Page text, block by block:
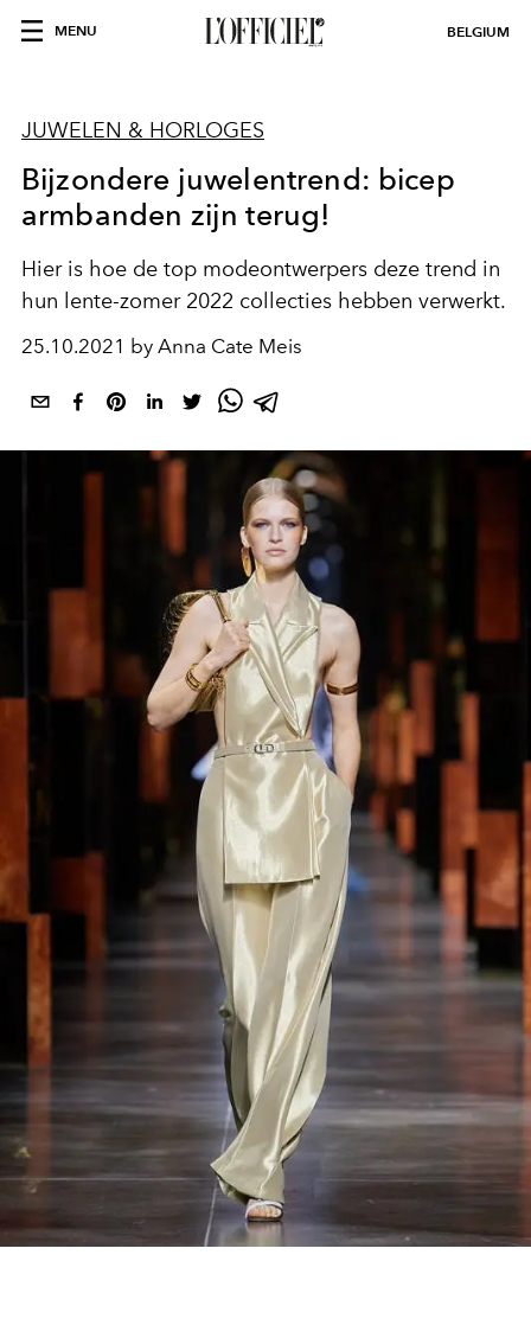
MENU BELGIUM
JUWELEN & HORLOGES
Bijzondere juwelentrend: bicep
armbanden zijn terug!
Hier is hoe de top modeontwerpers deze trend in
hun lente-zomer 2022 collecties hebben verwerkt.
25.10.2021 by Anna Cate Meis